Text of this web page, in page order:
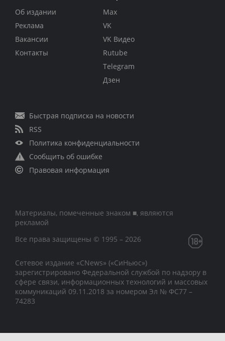
Об издании
Реклама
Вакансии
Контакты
Max
VK
VK Видео
Rutube
Telegram
Дзен
Быстрая подписка на новости
RSS
Политика конфиденциальности
Сообщить об ошибке
Правовая информация
Материалы, помеченные знаком ■, являются
рекламой
Все права защищены © 1995 – 2026
Сетевое издание «CNews» («СиНьюс»)
зарегистрировано Федеральной службой по надзору в
сфере связи, информационных технологий и массовых
коммуникаций 09.11.2018 за номером Эл № ФС77 –
74283